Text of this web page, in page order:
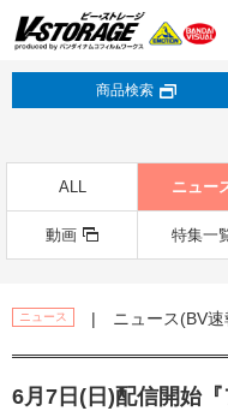
商品検索
ALL ニュー
動画 特集一
ニュース | ニュース(BV速
6月7日(日)配信開始